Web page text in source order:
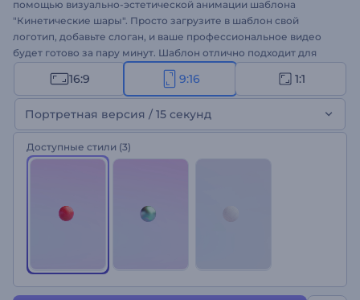
помощью визуально-эстетической анимации шаблона
"Кинетические шары". Просто загрузите в шаблон свой
логотип, добавьте слоган, и ваше профессиональное видео
будет готово за пару минут. Шаблон отлично подходит для
оформления видео для компаний по дизайну и строительству,
интро и конечных заставок для YouTube, проектов для
брендинга, корпоративных заставок и многого другого.
Создайте свое видео с эффектом кинетического движения!
16:9 9:16 1:1
Портретная версия / 15 секунд
Доступные стили (3)